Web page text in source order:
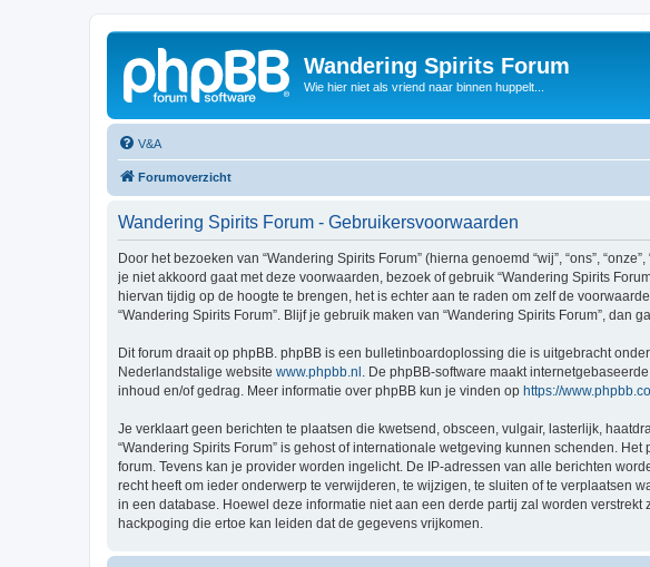
Wandering Spirits Forum
Wie hier niet als vriend naar binnen huppelt...
V&A
Forumoverzicht
Wandering Spirits Forum - Gebruikersvoorwaarden
Door het bezoeken van “Wandering Spirits Forum” (hierna genoemd “wij”, “ons”,
je niet akkoord gaat met deze voorwaarden, bezoek of gebruik “Wandering Spirits
hiervan tijdig op de hoogte te brengen, het is echter aan te raden om zelf de
“Wandering Spirits Forum”. Blijf je gebruik maken van “Wandering Spirits Forum”, dan
Dit forum draait op phpBB. phpBB is een bulletinboardoplossing die is uitgebracht onder
Nederlandstalige website www.phpbb.nl . De phpBB-software maakt
inhoud en/of gedrag. Meer informatie over phpBB kun je vinden op https://
Je verklaart geen berichten te plaatsen die kwetsend, obsceen, vulgair, lasterlijk,
“Wandering Spirits Forum” is gehost of internationale wetgeving kunnen schenden.
forum. Tevens kan je provider worden ingelicht. De IP-adressen van alle berichten
recht heeft om ieder onderwerp te verwijderen, te wijzigen, te sluiten of te verplaatsen
in een database. Hoewel deze informatie niet aan een derde partij zal worden
hackpoging die ertoe kan leiden dat de gegevens vrijkomen.